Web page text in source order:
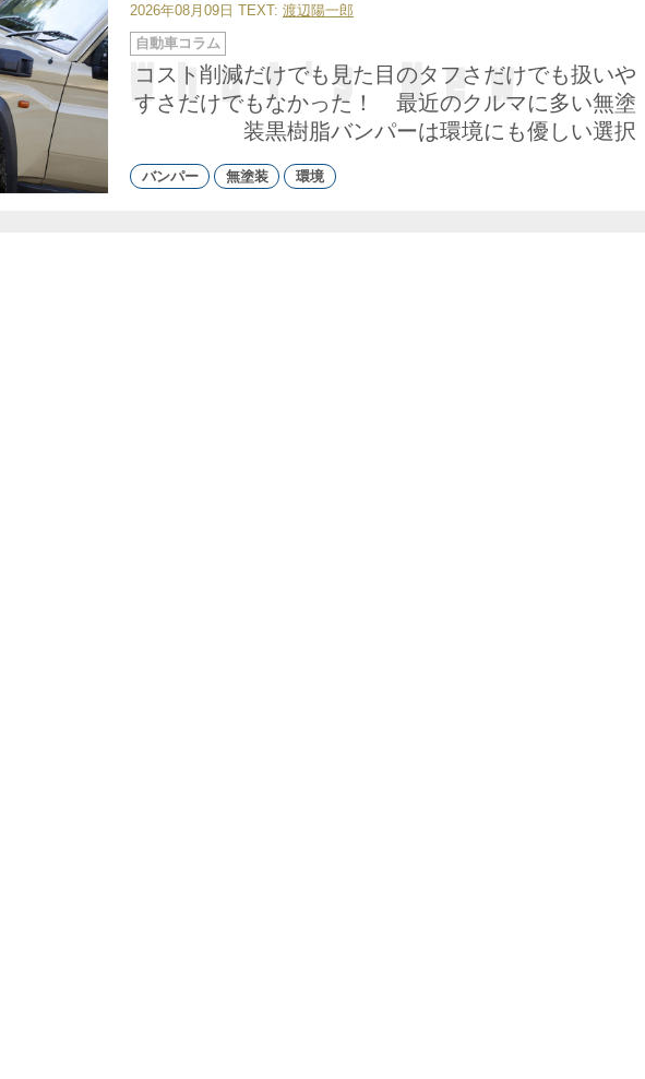
2026年08月09日 TEXT: 渡辺陽一郎
コスト削減だけでも見た目のタフさだけでも扱いや
すさだけでもなかった！ 最近のクルマに多い無塗
装黒樹脂バンパーは環境にも優しい選択
カ
テ
リ
自動車コラム
バンパー 無塗装 環境